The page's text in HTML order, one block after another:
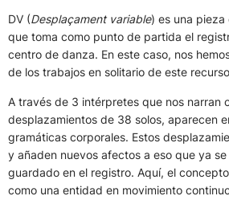
DV (Desplaçament variable) es una
que toma como punto de partida el
centro de danza. En este caso, nos
de los trabajos en solitario de este
A través de 3 intérpretes que nos narran
desplazamientos de 38 solos, aparecen
gramáticas corporales. Estos
y añaden nuevos afectos a eso que ya
guardado en el registro. Aquí, el
como una entidad en movimiento